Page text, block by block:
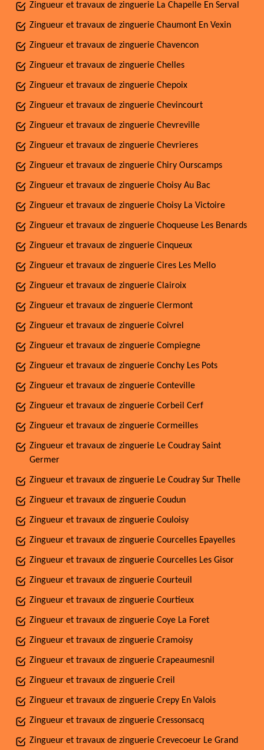
Zingueur et travaux de zinguerie La Chapelle En Serval
Zingueur et travaux de zinguerie Chaumont En Vexin
Zingueur et travaux de zinguerie Chavencon
Zingueur et travaux de zinguerie Chelles
Zingueur et travaux de zinguerie Chepoix
Zingueur et travaux de zinguerie Chevincourt
Zingueur et travaux de zinguerie Chevreville
Zingueur et travaux de zinguerie Chevrieres
Zingueur et travaux de zinguerie Chiry Ourscamps
Zingueur et travaux de zinguerie Choisy Au Bac
Zingueur et travaux de zinguerie Choisy La Victoire
Zingueur et travaux de zinguerie Choqueuse Les Benards
Zingueur et travaux de zinguerie Cinqueux
Zingueur et travaux de zinguerie Cires Les Mello
Zingueur et travaux de zinguerie Clairoix
Zingueur et travaux de zinguerie Clermont
Zingueur et travaux de zinguerie Coivrel
Zingueur et travaux de zinguerie Compiegne
Zingueur et travaux de zinguerie Conchy Les Pots
Zingueur et travaux de zinguerie Conteville
Zingueur et travaux de zinguerie Corbeil Cerf
Zingueur et travaux de zinguerie Cormeilles
Zingueur et travaux de zinguerie Le Coudray Saint
Germer
Zingueur et travaux de zinguerie Le Coudray Sur Thelle
Zingueur et travaux de zinguerie Coudun
Zingueur et travaux de zinguerie Couloisy
Zingueur et travaux de zinguerie Courcelles Epayelles
Zingueur et travaux de zinguerie Courcelles Les Gisor
Zingueur et travaux de zinguerie Courteuil
Zingueur et travaux de zinguerie Courtieux
Zingueur et travaux de zinguerie Coye La Foret
Zingueur et travaux de zinguerie Cramoisy
Zingueur et travaux de zinguerie Crapeaumesnil
Zingueur et travaux de zinguerie Creil
Zingueur et travaux de zinguerie Crepy En Valois
Zingueur et travaux de zinguerie Cressonsacq
Zingueur et travaux de zinguerie Crevecoeur Le Grand